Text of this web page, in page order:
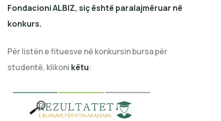
Fondacioni ALBIZ, siç është paralajmëruar në
konkurs.
Për listën e fituesve në konkursin bursa për
studentë, klikoni këtu: